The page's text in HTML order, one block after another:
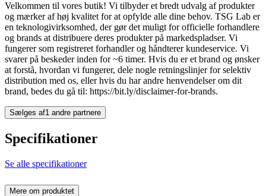
Velkommen til vores butik! Vi tilbyder et bredt udvalg af produkter
og mærker af høj kvalitet for at opfylde alle dine behov. TSG Lab er
en teknologivirksomhed, der gør det muligt for officielle forhandlere
og brands at distribuere deres produkter på markedspladser. Vi
fungerer som registreret forhandler og håndterer kundeservice. Vi
svarer på beskeder inden for ~6 timer. Hvis du er et brand og ønsker
at forstå, hvordan vi fungerer, dele nogle retningslinjer for selektiv
distribution med os, eller hvis du har andre henvendelser om dit
brand, bedes du gå til: https://bit.ly/disclaimer-for-brands.
Sælges af1 andre partnere
Specifikationer
Se alle specifikationer
Mere om produktet